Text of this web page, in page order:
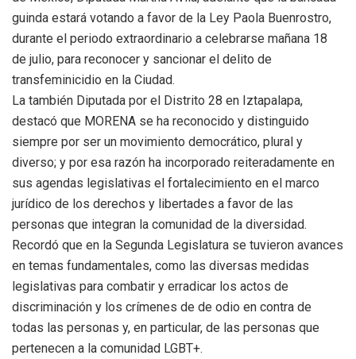
guinda estará votando a favor de la Ley Paola Buenrostro,
durante el periodo extraordinario a celebrarse mañana 18
de julio, para reconocer y sancionar el delito de
transfeminicidio en la Ciudad.
La también Diputada por el Distrito 28 en Iztapalapa,
destacó que MORENA se ha reconocido y distinguido
siempre por ser un movimiento democrático, plural y
diverso; y por esa razón ha incorporado reiteradamente en
sus agendas legislativas el fortalecimiento en el marco
jurídico de los derechos y libertades a favor de las
personas que integran la comunidad de la diversidad.
Recordó que en la Segunda Legislatura se tuvieron avances
en temas fundamentales, como las diversas medidas
legislativas para combatir y erradicar los actos de
discriminación y los crímenes de de odio en contra de
todas las personas y, en particular, de las personas que
pertenecen a la comunidad LGBT+.